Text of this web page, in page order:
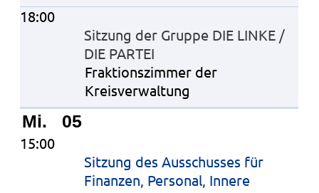
18:00
Sitzung der Gruppe DIE LINKE /
DIE PARTEI
Fraktionszimmer der
Kreisverwaltung
Mi. 05
15:00
Sitzung des Ausschusses für
Finanzen, Personal, Innere